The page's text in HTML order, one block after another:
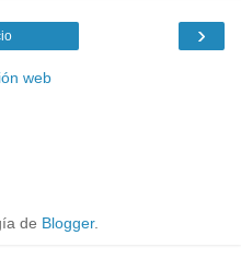
›
web
de Blogger.